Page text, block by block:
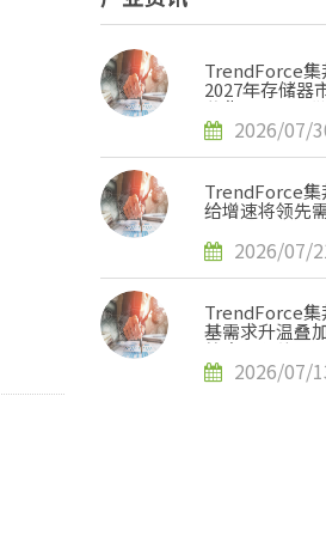
TrendForce集
2027年存储器
分化，DRAM
缺、NAND
松
2026/07/
TrendForce集
给增速将领先
2H27 NAND
压力有望缓解
2026/07/
TrendForce集
基需求升温叠
效应，预估
NAND价格将上
170%
2026/07/